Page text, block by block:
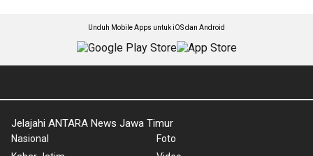
Unduh Mobile Apps untuk iOS dan Android
Jelajahi ANTARA News Jawa Timur
Nasional
Foto